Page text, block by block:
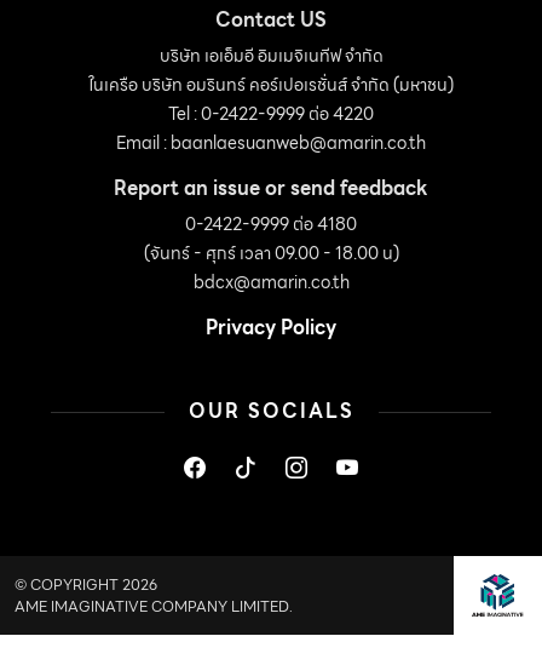
Contact US
บริษัท เอเอ็มอี อิมเมจิเนทีฟ จำกัด
ในเครือ บริษัท อมรินทร์ คอร์เปอเรชั่นส์ จำกัด (มหาชน)
Tel : 0-2422-9999 ต่อ 4220
Email :baanlaesuanweb@amarin.co.th
Report an issue or send feedback
0-2422-9999 ต่อ 4180
(จันทร์ - ศุกร์ เวลา 09.00 - 18.00 น)
bdcx@amarin.co.th
Privacy Policy
OUR SOCIALS
© COPYRIGHT 2026
AME IMAGINATIVE COMPANY LIMITED.